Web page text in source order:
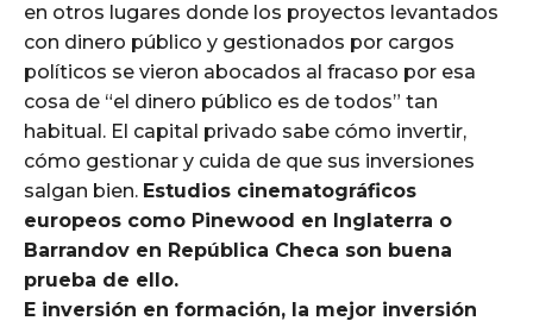
en otros lugares donde los proyectos levantados
con dinero público y gestionados por cargos
políticos se vieron abocados al fracaso por esa
cosa de “el dinero público es de todos” tan
habitual. El capital privado sabe cómo invertir,
cómo gestionar y cuida de que sus inversiones
salgan bien. Estudios cinematográficos
europeos como Pinewood en Inglaterra o
Barrandov en República Checa son buena
prueba de ello.
E inversión en formación, la mejor inversión